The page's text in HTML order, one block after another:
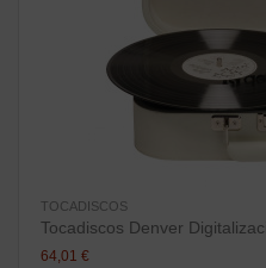
TOCADISCOS
Tocadiscos Denver
64,01 €